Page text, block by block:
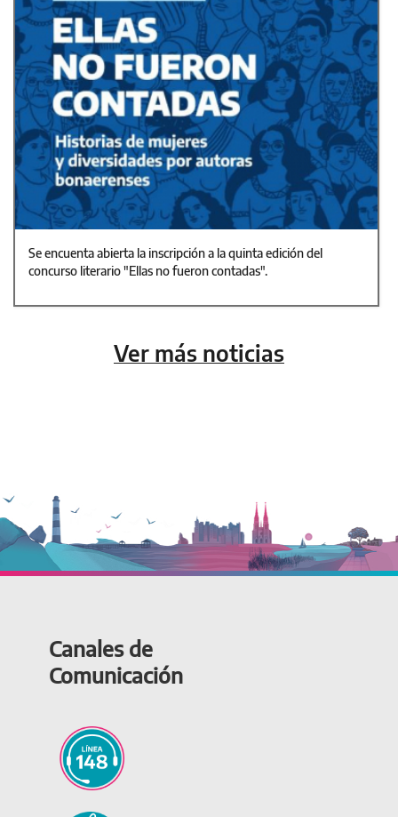
Se encuenta abierta la inscripción a la quinta edición del
concurso literario "Ellas no fueron contadas".
Ver más noticias
Canales de
Comunicación